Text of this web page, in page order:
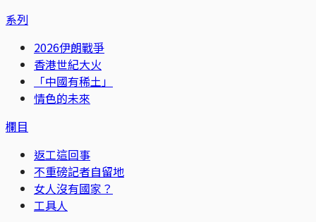
系列
2026伊朗戰爭
香港世紀大火
「中國有稀土」
情色的未來
欄目
返工這回事
不重磅記者自留地
女人沒有國家？
工具人